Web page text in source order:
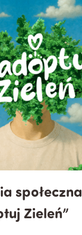
społeczna
Zieleń”